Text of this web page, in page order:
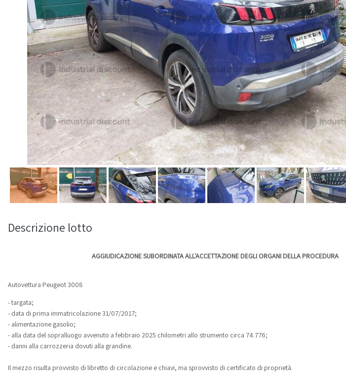
Descrizione lotto
AGGIUDICAZIONE SUBORDINATA ALL'ACCETTAZIONE DEGLI ORGANI DELLA PROCEDURA
Autovettura Peugeot 3008
- targata;
- data di prima immatricolazione 31/07/2017;
- alimentazione gasolio;
- alla data del sopralluogo avvenuto a febbraio 2025 chilometri allo strumento circa 74.776;
- danni alla carrozzeria dovuti alla grandine.
Il mezzo risulta provvisto di libretto di circolazione e chiavi, ma sprovvisto di certificato di proprietà.